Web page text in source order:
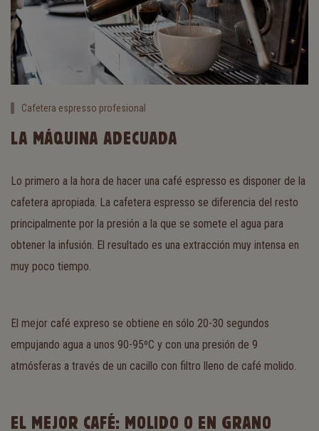
Cafetera espresso profesional
LA MÁQUINA ADECUADA
Lo primero a la hora de hacer una café espresso es disponer de la
cafetera apropiada. La cafetera espresso se diferencia del resto
principalmente por la presión a la que se somete el agua para
obtener la infusión. El resultado es una extracción muy intensa en
muy poco tiempo.
El mejor café expreso se obtiene en sólo 20-30 segundos
empujando agua a unos 90-95ºC y con una presión de 9
atmósferas a través de un cacillo con filtro lleno de café molido.
EL MEJOR CAFÉ: MOLIDO O EN GRANO